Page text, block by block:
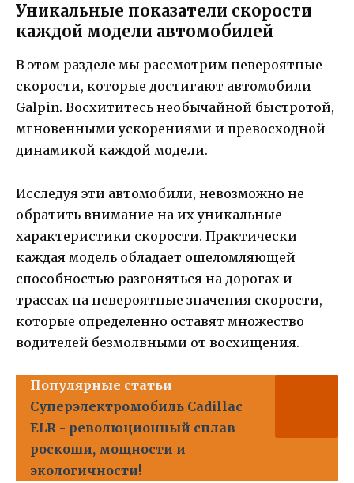
Уникальные показатели скорости
каждой модели автомобилей
В этом разделе мы рассмотрим невероятные
скорости, которые достигают автомобили
Galpin. Восхититесь необычайной быстротой,
мгновенными ускорениями и превосходной
динамикой каждой модели.
Исследуя эти автомобили, невозможно не
обратить внимание на их уникальные
характеристики скорости. Практически
каждая модель обладает ошеломляющей
способностью разгоняться на дорогах и
трассах на невероятные значения скорости,
которые определенно оставят множество
водителей безмолвными от восхищения.
Популярные статьи
Суперэлектромобиль Cadillac
ELR - революционный сплав
роскоши, мощности и
экологичности!